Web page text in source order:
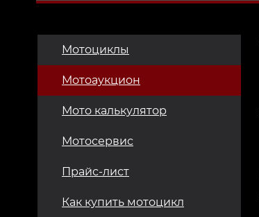
Мотоциклы
Мотоаукцион
Мото калькулятор
Мотосервис
Прайс-лист
Как купить мотоцикл